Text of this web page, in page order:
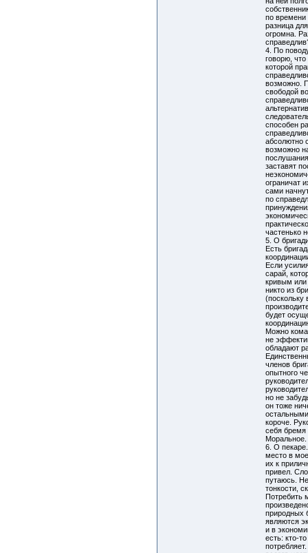
по времени
разница
огромна.
4. По
говорю,
которой
возможно.
свободой
способен
абсолютно
возможно
заставят
ограничат
сами
по
частенько
5. О
Есть
Если
сарай,
кривым или
никто из
(поскольку
будет
Можно
не
обладают
членов
опытного
но не
он тоже
короче.
себя бремя
Моральное.
6. О
место в
их к
привел.
путаюсь.
тонкости,
Потребить
природных
являются
и в
есть: кто-